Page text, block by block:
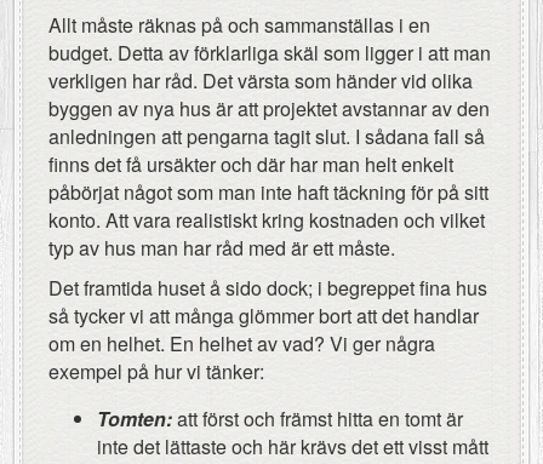
Allt måste räknas på och sammanställas i en
budget. Detta av förklarliga skäl som ligger i att man
verkligen har råd. Det värsta som händer vid olika
byggen av nya hus är att projektet avstannar av den
anledningen att pengarna tagit slut. I sådana fall så
finns det få ursäkter och där har man helt enkelt
påbörjat något som man inte haft täckning för på sitt
konto. Att vara realistiskt kring kostnaden och vilket
typ av hus man har råd med är ett måste.
Det framtida huset å sido dock; i begreppet fina hus
så tycker vi att många glömmer bort att det handlar
om en helhet. En helhet av vad? Vi ger några
exempel på hur vi tänker:
Tomten:att först och främst hitta en tomt är
inte det lättaste och här krävs det ett visst mått